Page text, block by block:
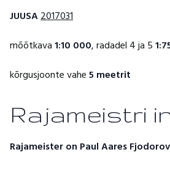
JUUSA2017031
mõõtkava1:10 000, radadel 4 ja 5
kõrgusjoonte vahe5 meetrit
Rajameistri
Rajameister on Paul Aares